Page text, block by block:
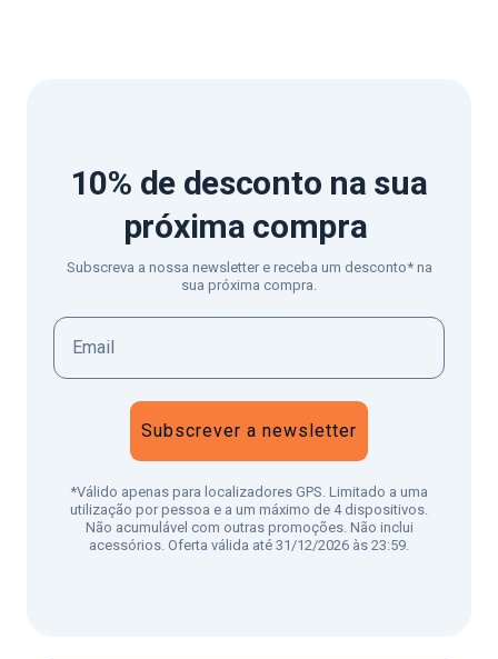
10% de desconto na sua
próxima compra
Subscreva a nossa newsletter e receba um desconto* na
sua próxima compra.
Subscrever a newsletter
*Válido apenas para localizadores GPS. Limitado a uma
utilização por pessoa e a um máximo de 4 dispositivos.
Não acumulável com outras promoções. Não inclui
acessórios. Oferta válida até 31/12/2026 às 23:59.